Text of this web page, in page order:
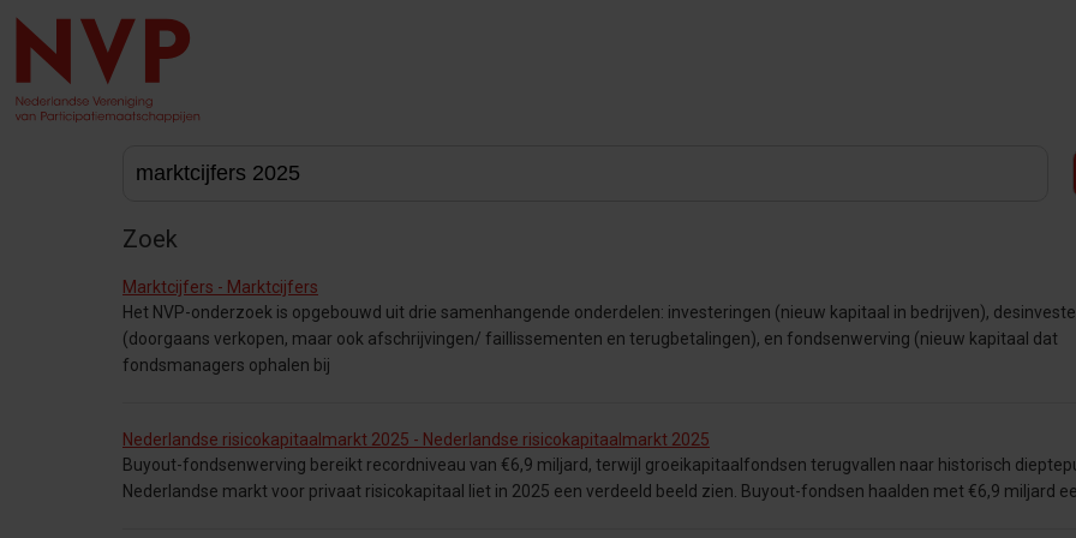
Zoek
Marktcijfers - Marktcijfers
Het NVP-onderzoek is opgebouwd uit drie samenhangende onderdelen: investeringen (nieuw kapitaal in bedrijven),
(doorgaans verkopen, maar ook afschrijvingen/ faillissementen en terugbetalingen), en fondsenwerving (nieuw kapitaal dat
fondsmanagers ophalen bij
Nederlandse risicokapitaalmarkt 2025 - Nederlandse risicokapitaalmarkt 2025
Buyout-fondsenwerving bereikt recordniveau van €6,9 miljard, terwijl groeikapitaalfondsen terugvallen naar historisch
Nederlandse markt voor privaat risicokapitaal liet in 2025 een verdeeld beeld zien. Buyout-fondsen haalden met €6,9 miljard